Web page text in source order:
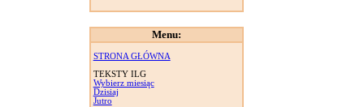
Menu:
STRONA GŁÓWNA
TEKSTY ILG
Wybierz miesiąc
Dzisiaj
Jutro